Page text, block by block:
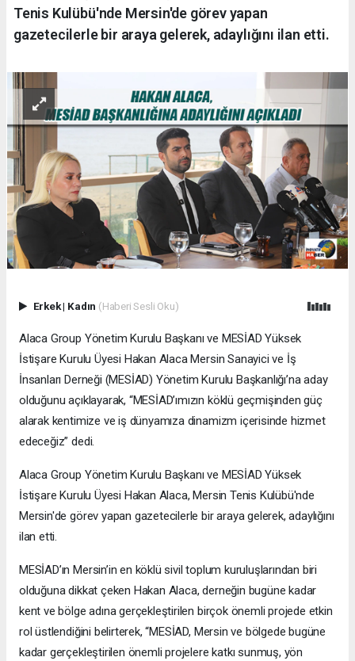
Tenis Kulübü'nde Mersin'de görev yapan
gazetecilerle bir araya gelerek, adaylığını ilan etti.
Erkek| Kadın (Haberi Sesli Oku)
Alaca Group Yönetim Kurulu Başkanı ve MESİAD Yüksek
İstişare Kurulu Üyesi Hakan Alaca Mersin Sanayici ve İş
İnsanları Derneği (MESİAD) Yönetim Kurulu Başkanlığı’na aday
olduğunu açıklayarak, “MESİAD’ımızın köklü geçmişinden güç
alarak kentimize ve iş dünyamıza dinamizm içerisinde hizmet
edeceğiz” dedi.
Alaca Group Yönetim Kurulu Başkanı ve MESİAD Yüksek
İstişare Kurulu Üyesi Hakan Alaca, Mersin Tenis Kulübü'nde
Mersin'de görev yapan gazetecilerle bir araya gelerek, adaylığını
ilan etti.
MESİAD’ın Mersin’in en köklü sivil toplum kuruluşlarından biri
olduğuna dikkat çeken Hakan Alaca, derneğin bugüne kadar
kent ve bölge adına gerçekleştirilen birçok önemli projede etkin
rol üstlendiğini belirterek, “MESİAD, Mersin ve bölgede bugüne
kadar gerçekleştirilen önemli projelere katkı sunmuş, yön